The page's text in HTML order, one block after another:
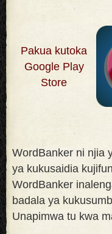
Pakua kutoka
Google Play
Store
WordBanker ni njia
ya kukusaidia
WordBanker
badala ya
Unapimwa tu kwa